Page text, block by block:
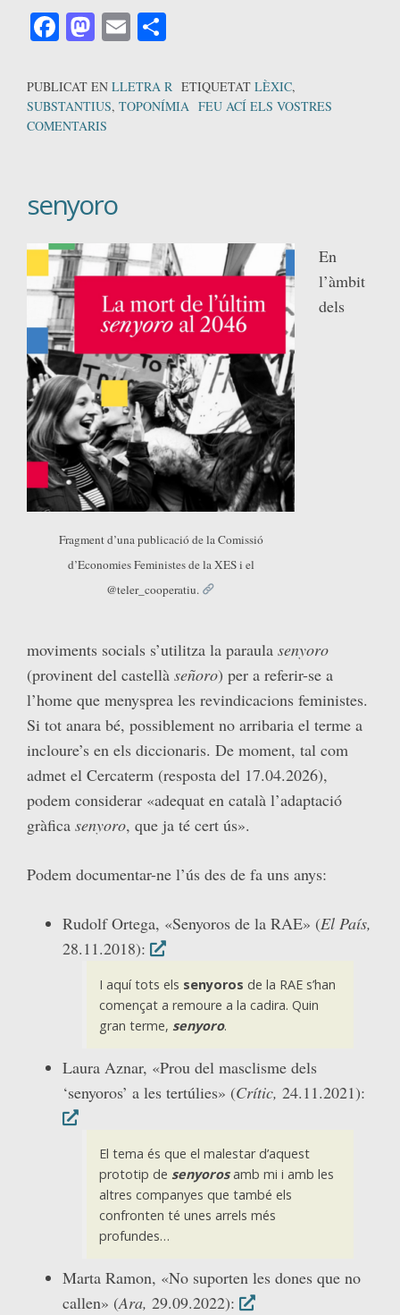
Facebook
Mastodon
Email
PUBLICAT EN LLETRA R ETIQUETAT LÈXIC,
SUBSTANTIUS, TOPONÍMIA FEU ACÍ ELS VOSTRES
COMENTARIS
senyoro
Fragment d’una publicació de la Comissió
d’Economies Feministes de la XES i el
@teler_cooperatiu.
En
l’àmbit
dels
moviments socials s’utilitza la paraula senyoro
(provinent del castellà señoro) per a referir-se a
l’home que menysprea les revindicacions feministes.
Si tot anara bé, possiblement no arribaria el terme a
incloure’s en els diccionaris. De moment, tal com
admet el Cercaterm (resposta del 17.04.2026),
podem considerar «adequat en català l’adaptació
gràfica senyoro, que ja té cert ús».
Podem documentar-ne l’ús des de fa uns anys:
Rudolf Ortega, «Senyoros de la RAE» (El País,
28.11.2018):
I aquí tots els senyoros de la RAE s’han
començat a remoure a la cadira. Quin
gran terme, senyoro.
Laura Aznar, «Prou del masclisme dels
‘senyoros’ a les tertúlies» (Crític, 24.11.2021):
El tema és que el malestar d’aquest
prototip de senyorosamb mi i amb les
altres companyes que també els
confronten té unes arrels més
profundes…
Marta Ramon, «No suporten les dones que no
callen» (Ara, 29.09.2022):